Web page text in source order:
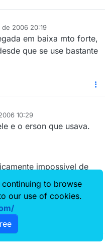
de 2006 20:19
em baixa mto forte,
que se use bastante
10:29
e o erson que usava.
impossivel de
ele suma também.
to browse
our use of cookies.